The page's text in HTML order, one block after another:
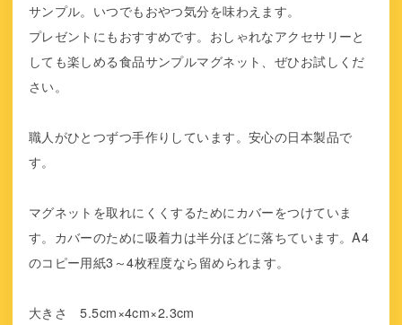
サンプル。いつでもおやつ気分を味わえます。
プレゼントにもおすすめです。おしゃれなアクセサリーと
しても楽しめる食品サンプルマグネット、ぜひお試しくだ
さい。
職人がひとつずつ手作りしています。安心の日本製品で
す。
マグネットを取れにくくするためにカバーをつけていま
す。カバーのために吸着力は半分ほどに落ちています。A4
のコピー用紙3～4枚程度なら留められます。
大きさ 5.5cm×4cm×2.3cm